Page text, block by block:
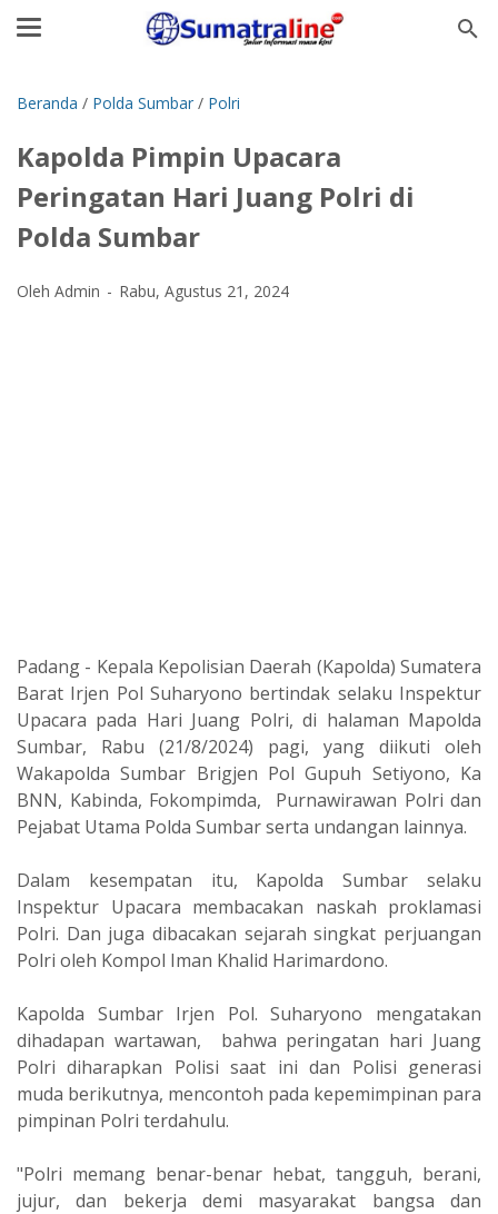
Beranda / Polda Sumbar / Polri
Kapolda Pimpin Upacara
Peringatan Hari Juang Polri di
Polda Sumbar
Oleh Admin Rabu, Agustus 21, 2024
Padang - Kepala Kepolisian Daerah (Kapolda) Sumatera
Barat Irjen Pol Suharyono bertindak selaku Inspektur
Upacara pada Hari Juang Polri, di halaman Mapolda
Sumbar, Rabu (21/8/2024) pagi, yang diikuti oleh
Wakapolda Sumbar Brigjen Pol Gupuh Setiyono, Ka
BNN, Kabinda, Fokompimda, Purnawirawan Polri dan
Pejabat Utama Polda Sumbar serta undangan lainnya.
Dalam kesempatan itu, Kapolda Sumbar selaku
Inspektur Upacara membacakan naskah proklamasi
Polri. Dan juga dibacakan sejarah singkat perjuangan
Polri oleh Kompol Iman Khalid Harimardono.
Kapolda Sumbar Irjen Pol. Suharyono mengatakan
dihadapan wartawan, bahwa peringatan hari Juang
Polri diharapkan Polisi saat ini dan Polisi generasi
muda berikutnya, mencontoh pada kepemimpinan para
pimpinan Polri terdahulu.
"Polri memang benar-benar hebat, tangguh, berani,
jujur, dan bekerja demi masyarakat bangsa dan